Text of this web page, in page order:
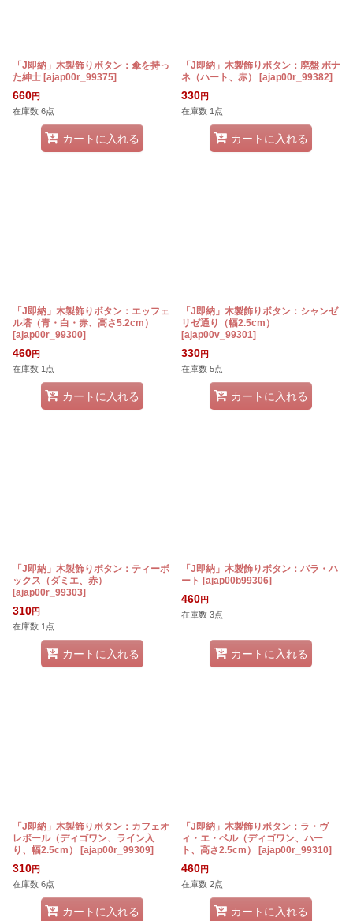
「J即納」木製飾りボタン：傘を持っ
た紳士 [ajap00r_99375]
660円
在庫数 6点
カートに入れる
「J即納」木製飾りボタン：廃盤 ボナ
ネ（ハート、赤）
[ajap00r_99382]
330円
在庫数 1点
カートに入れる
「J即納」木製飾りボタン：エッフェ
ル塔（青・白・赤、高さ5.2cm）
[ajap00r_99300]
460円
在庫数 1点
カートに入れる
「J即納」木製飾りボタン：シャンゼ
リゼ通り（幅2.5cm）
[ajap00v_99301]
330円
在庫数 5点
カートに入れる
「J即納」木製飾りボタン：ティーボ
ックス（ダミエ、赤）
[ajap00r_99303]
310円
在庫数 1点
カートに入れる
「J即納」木製飾りボタン：バラ・ハ
ート [ajap00b99306]
460円
在庫数 3点
カートに入れる
「J即納」木製飾りボタン：カフェオ
レボール（ディゴワン、ライン入
り、幅2.5cm）
[ajap00r_99309]
310円
在庫数 6点
カートに入れる
「J即納」木製飾りボタン：ラ・ヴ
ィ・エ・ベル（ディゴワン、ハー
ト、高さ2.5cm）
[ajap00r_99310]
460円
在庫数 2点
カートに入れる